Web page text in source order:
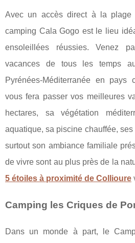
Avec un accès direct à la plage
camping Cala Gogo est le lieu
ensoleillées réussies. Venez
vacances de tous les temps
Pyrénées-Méditerranée en
vous fera passer vos meilleures
hectares, sa végétation
aquatique, sa piscine chauffée,
surtout son ambiance familiale
de vivre sont au plus près de la
5 étoiles à proximité de Collioure
Camping les Criques de
Dans un monde à part, le